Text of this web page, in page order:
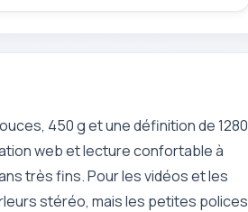
450 g et une définition de 1280
web et lecture confortable à
très fins. Pour les vidéos et les
stéréo, mais les petites polices